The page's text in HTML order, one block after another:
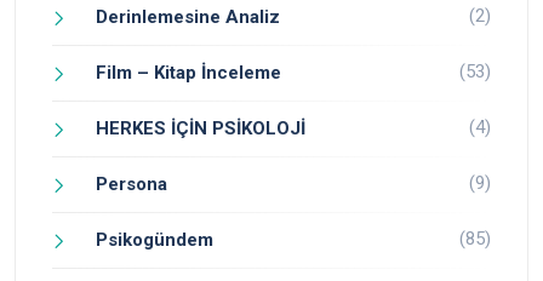
Derinlemesine Analiz (2)
Film – Kitap İnceleme (53)
HERKES İÇİN PSİKOLOJİ (4)
Persona (9)
Psikogündem (85)